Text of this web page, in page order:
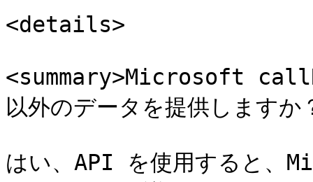
<details>
<summary>Microsoft
以外のデータを提供します
はい、API を使用すると、